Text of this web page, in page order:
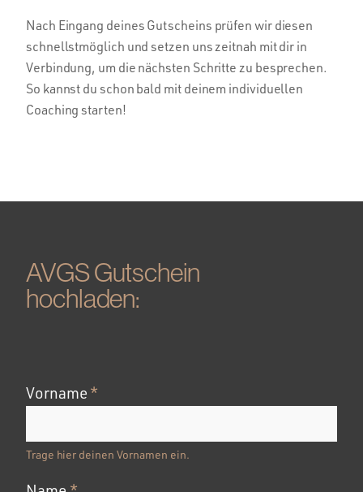
Nach Eingang deines Gutscheins prüfen wir diesen
schnellstmöglich und setzen uns zeitnah mit dir in
Verbindung, um die nächsten Schritte zu besprechen.
So kannst du schon bald mit deinem individuellen
Coaching starten!
AVGS Gutschein
hochladen:
Vorname *
Trage hier deinen Vornamen ein.